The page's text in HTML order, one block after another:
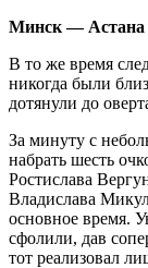
Минск —
В то же время
никогда были
дотянули до
За минуту с
набрать шесть
Ростислава
Владислава
основное время.
сфолили, дав
тот реализовал